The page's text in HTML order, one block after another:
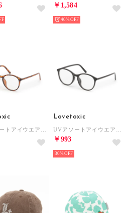
￥1,584
40%
Lovetoxic
￥993
30%